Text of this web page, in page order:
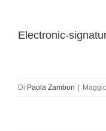
Electronic-
Di Paola Zambon